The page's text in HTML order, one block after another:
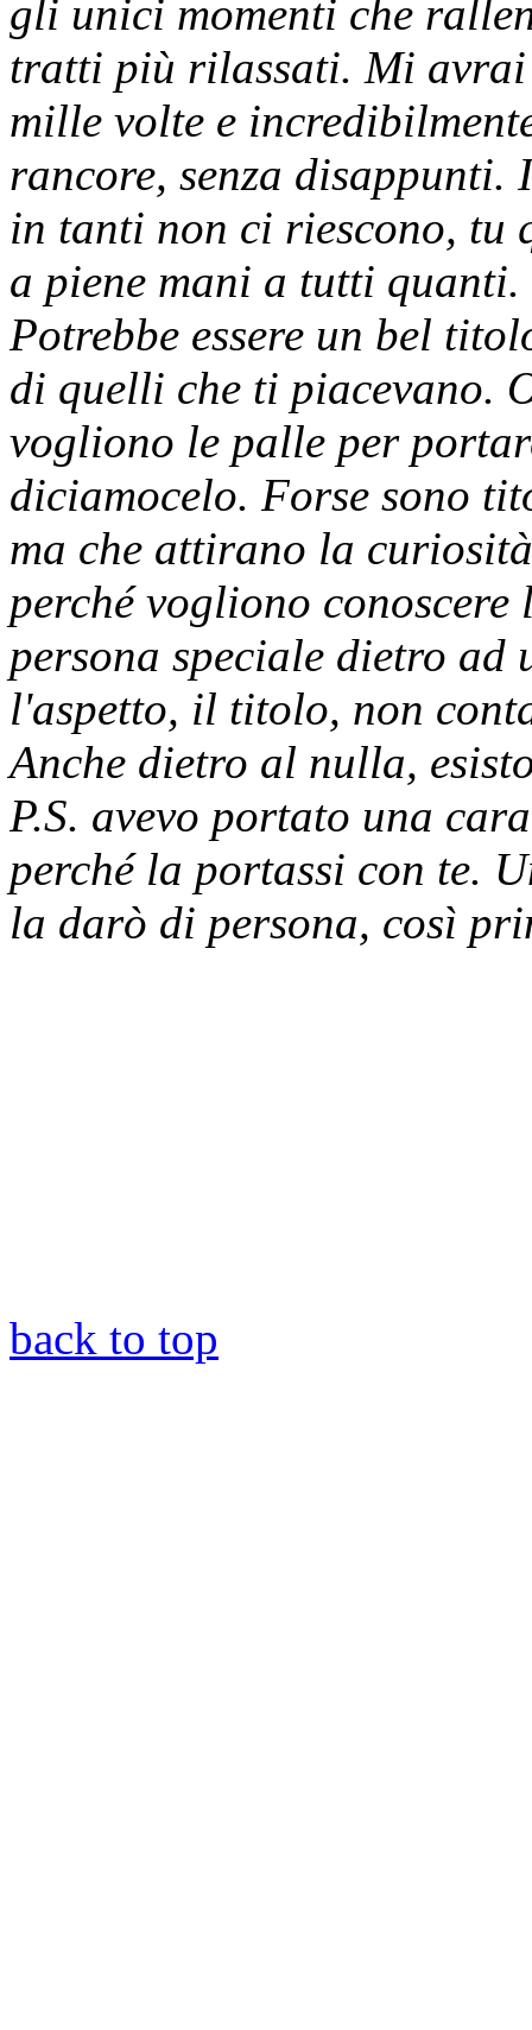
gli unici momenti che
tratti più rilassati. Mi avrai
mille volte e
rancore, senza disappunti.
in tanti non ci riescono, tu
a piene mani a tutti
Potrebbe essere un bel
di quelli che ti piacevano.
vogliono le palle per
diciamocelo. Forse sono
ma che attirano la
perché vogliono
persona speciale dietro
l'aspetto, il titolo, non
Anche dietro al nulla,
P.S. avevo portato una
perché la portassi con te.
la darò di persona, così
back to top